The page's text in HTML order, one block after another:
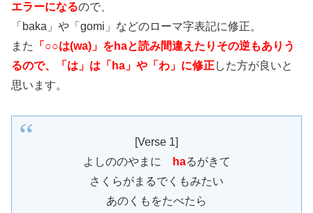
エラーになるので、
「baka」や「gomi」などのローマ字表記に修正。
また
「○○は(wa)」をhaと読み間違えたりその逆もありう
るので、「は」は「ha」や「わ」に修正した方が良いと
思います。
[Verse 1]
よしののやまに
haるがきて
さくらがまるでくもみたい
あのくもをたべたら